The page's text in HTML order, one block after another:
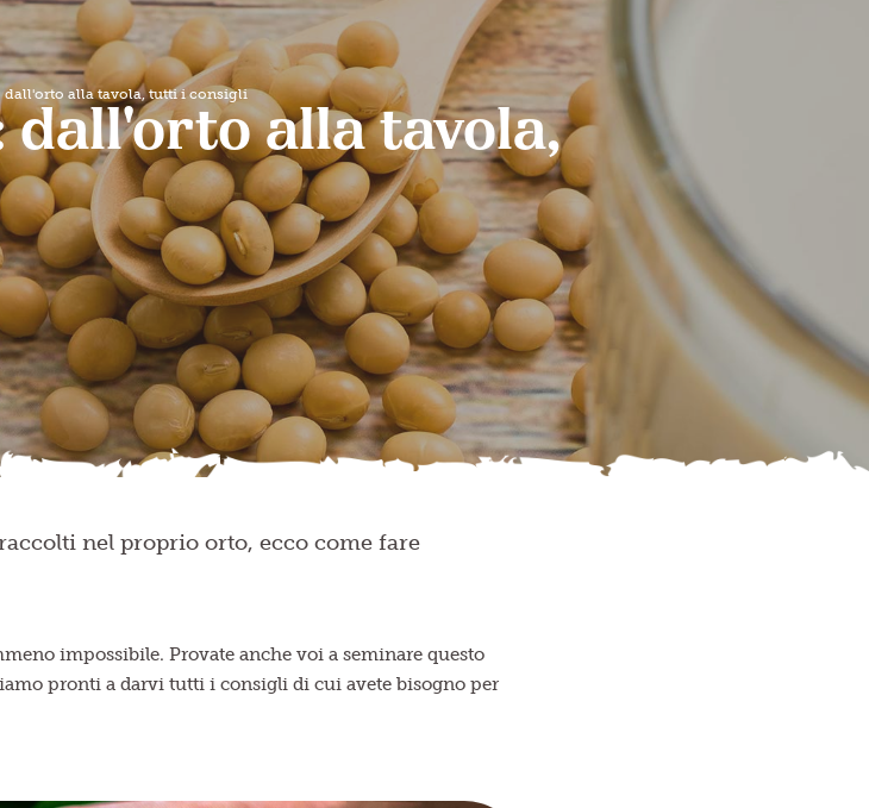
dall'orto alla tavola, tutti i consigli
dall'orto alla tavola,
nel proprio orto, ecco come fare
impossibile. Provate anche voi a seminare questo
pronti a darvi tutti i consigli di cui avete bisogno per